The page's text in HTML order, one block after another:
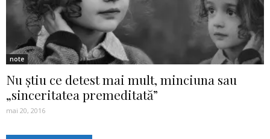
note
Nu ştiu ce detest mai mult, minciuna sau
„sinceritatea premeditată”
mai 20, 2016